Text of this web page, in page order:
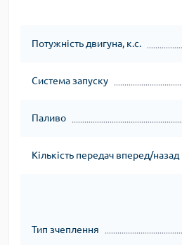
Потужність двигуна, к.с.
Система запуску
Паливо
Кількість передач вперед/назад
Тип зчеплення